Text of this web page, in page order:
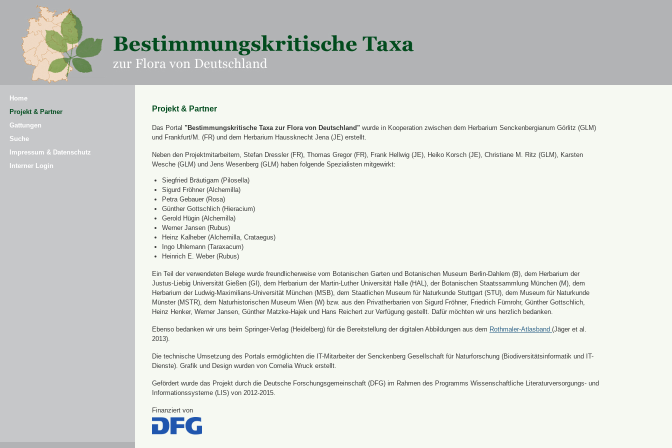
Home
Projekt & Partner
Gattungen
Suche
Impressum & Datenschutz
Interner Login
Projekt & Partner
Das Portal "Bestimmungskritische Taxa zur Flora von Deutschland" wurde in Kooperation zwischen dem Herbarium Senckenbergianum Görlitz (GLM)
und Frankfurt/M. (FR) und dem Herbarium Haussknecht Jena (JE) erstellt.
Neben den Projektmitarbeitern, Stefan Dressler (FR), Thomas Gregor (FR), Frank Hellwig (JE), Heiko Korsch (JE), Christiane M. Ritz (GLM), Karsten
Wesche (GLM) und Jens Wesenberg (GLM) haben folgende Spezialisten mitgewirkt:
Siegfried Bräutigam (Pilosella)
Sigurd Fröhner (Alchemilla)
Petra Gebauer (Rosa)
Günther Gottschlich (Hieracium)
Gerold Hügin (Alchemilla)
Werner Jansen (Rubus)
Heinz Kalheber (Alchemilla, Crataegus)
Ingo Uhlemann (Taraxacum)
Heinrich E. Weber (Rubus)
Ein Teil der verwendeten Belege wurde freundlicherweise vom Botanischen Garten und Botanischen Museum Berlin-Dahlem (B), dem Herbarium der
Justus-Liebig Universität Gießen (GI), dem Herbarium der Martin-Luther Universität Halle (HAL), der Botanischen Staatssammlung München (M), dem
Herbarium der Ludwig-Maximilians-Universität München (MSB), dem Staatlichen Museum für Naturkunde Stuttgart (STU), dem Museum für Naturkunde
Münster (MSTR), dem Naturhistorischen Museum Wien (W) bzw. aus den Privatherbarien von Sigurd Fröhner, Friedrich Fürnrohr, Günther Gottschlich,
Heinz Henker, Werner Jansen, Günther Matzke-Hajek und Hans Reichert zur Verfügung gestellt. Dafür möchten wir uns herzlich bedanken.
Ebenso bedanken wir uns beim Springer-Verlag (Heidelberg) für die Bereitstellung der digitalen Abbildungen aus dem Rothmaler-Atlasband (Jäger et al.
2013).
Die technische Umsetzung des Portals ermöglichten die IT-Mitarbeiter der Senckenberg Gesellschaft für Naturforschung (Biodiversitätsinformatik und IT-
Dienste). Grafik und Design wurden von Cornelia Wruck erstellt.
Gefördert wurde das Projekt durch die Deutsche Forschungsgemeinschaft (DFG) im Rahmen des Programms Wissenschaftliche Literaturversorgungs- und
Informationssysteme (LIS) von 2012-2015.
Finanziert von